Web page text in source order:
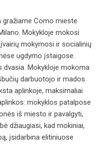
gražiame Como mieste
Mokykloje mokosi
mokymosi ir socialinių
ugdymo įstaigose.
dvasia. Mokykloje mokoma
darbuotojo ir mados
aplinkoje, maksimaliai
mokyklos patalpose
iš miesto ir pavalgyti,
džiaugiasi, kad mokiniai,
įsidarbina elitiniuose